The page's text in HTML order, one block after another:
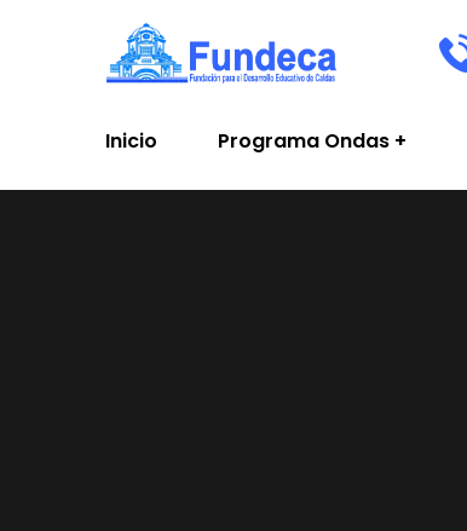
Inicio Programa Ondas